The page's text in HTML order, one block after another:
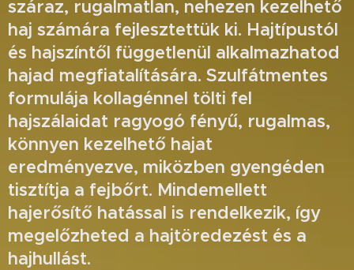
száraz, rugalmatlan, nehezen kezelhető
haj számára fejlesztettük ki. Hajtípustól
és hajszíntől függetlenül alkalmazhatod
hajad megfiatalítására. Szulfátmentes
formulája kollagénnel tölti fel
hajszálaidat ragyogó fényű, rugalmas,
könnyen kezelhető hajat
eredményezve, miközben gyengéden
tisztítja a fejbőrt. Mindemellett
hajerősítő hatással is rendelkezik, így
megelőzheted a hajtöredezést és a
hajhullást.